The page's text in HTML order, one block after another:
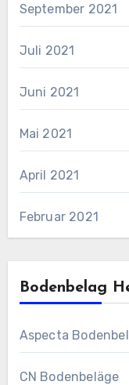
September 2021
Juli 2021
Juni 2021
Mai 2021
April 2021
Februar 2021
Bodenbelag
Aspecta
CN Bodenbeläge